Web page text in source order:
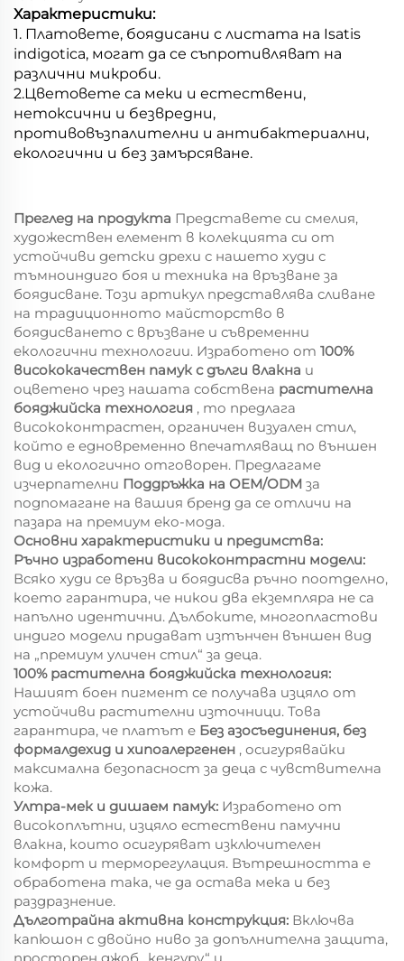
Характеристики:
1. Платовете, боядисани с листата на Isatis
indigotica, могат да се съпротивляват на
различни микроби.
2.Цветовете са меки и естествени,
нетоксични и безвредни,
противовъзпалителни и антибактериални,
екологични и без замърсяване.
Преглед на продукта Представете си смелия,
художествен елемент в колекцията си от
устойчиви детски дрехи с нашето худи с
тъмноиндиго боя и техника на връзване за
боядисване. Този артикул представлява сливане
на традиционното майсторство в
боядисването с връзване и съвременни
екологични технологии. Изработено от 100%
висококачествен памук с дълги влакна и
оцветено чрез нашата собствена растителна
бояджийска технология , то предлага
висококонтрастен, органичен визуален стил,
който е едновременно впечатляващ по външен
вид и екологично отговорен. Предлагаме
изчерпателни Поддръжка на OEM/ODM за
подпомагане на вашия бренд да се отличи на
пазара на премиум еко-мода.
Основни характеристики и предимства:
Ръчно изработени висококонтрастни модели:
Всяко худи се връзва и боядисва ръчно поотделно,
което гарантира, че никои два екземпляра не са
напълно идентични. Дълбоките, многопластови
индиго модели придават изтънчен външен вид
на „премиум уличен стил“ за деца.
100% растителна бояджийска технология:
Нашият боен пигмент се получава изцяло от
устойчиви растителни източници. Това
гарантира, че платът е Без азосъединения, без
формалдехид и хипоалергенен , осигурявайки
максимална безопасност за деца с чувствителна
кожа.
Ултра-мек и дишаем памук: Изработено от
високоплътни, изцяло естествени памучни
влакна, които осигуряват изключителен
комфорт и терморегулация. Вътрешността е
обработена така, че да остава мека и без
раздразнение.
Дълготрайна активна конструкция: Включва
капюшон с двойно ниво за допълнителна защита,